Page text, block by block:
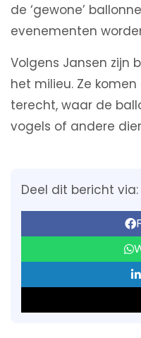
de ‘gewone’
evenementen
Volgens Jansen zijn
het milieu. Ze
terecht, waar de
vogels of andere
Deel dit bericht via: